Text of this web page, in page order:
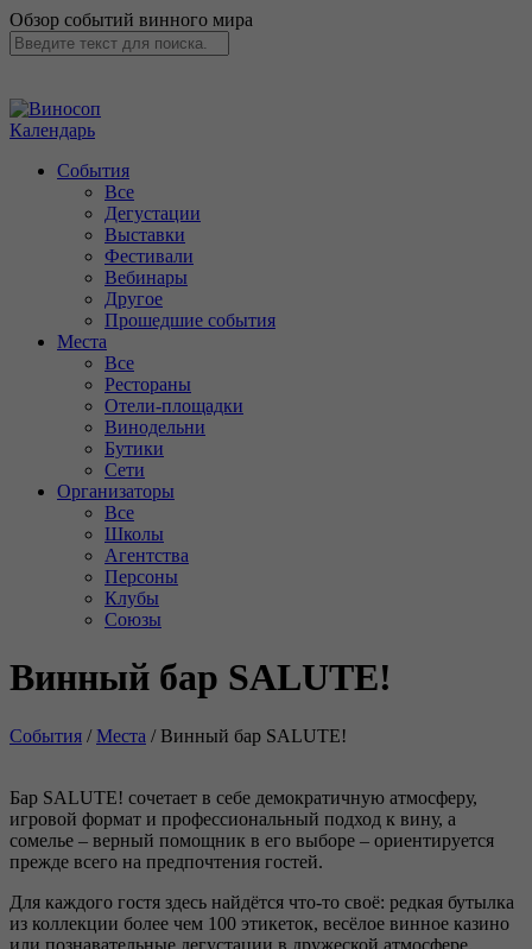
Обзор событий винного мира
Календарь
События
Все
Дегустации
Выставки
Фестивали
Вебинары
Другое
Прошедшие события
Места
Все
Рестораны
Отели-площадки
Винодельни
Бутики
Сети
Организаторы
Все
Школы
Агентства
Персоны
Клубы
Союзы
Винный бар SALUTE!
События /Места /Винный бар SALUTE!
Бар SALUTE! сочетает в себе демократичную атмосферу,
игровой формат и профессиональный подход к вину, а
сомелье – верный помощник в его выборе – ориентируется
прежде всего на предпочтения гостей.
Для каждого гостя здесь найдётся что-то своё: редкая бутылка
из коллекции более чем 100 этикеток, весёлое винное казино
или познавательные дегустации в дружеской атмосфере.